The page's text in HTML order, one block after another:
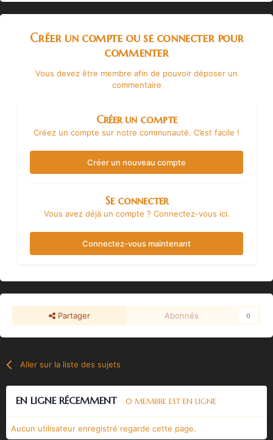
Créer un compte ou se connecter pour
commenter
Vous devez être membre afin de pouvoir déposer un
commentaire
Créer un compte
Créez un compte sur notre communauté. C’est facile !
Créer un nouveau compte
Se connecter
Vous avez déjà un compte ? Connectez-vous ici.
Connectez-vous maintenant
Partager Abonnés 0
Aller sur la liste des sujets
EN LIGNE RÉCEMMENT 0 MEMBRE EST EN LIGNE
Aucun utilisateur enregistré regarde cette page.